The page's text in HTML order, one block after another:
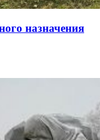
назначения